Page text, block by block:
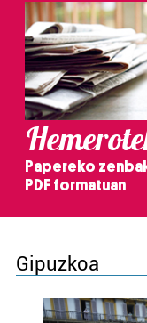
Papereko
PDF formatuan
Gipuzkoa